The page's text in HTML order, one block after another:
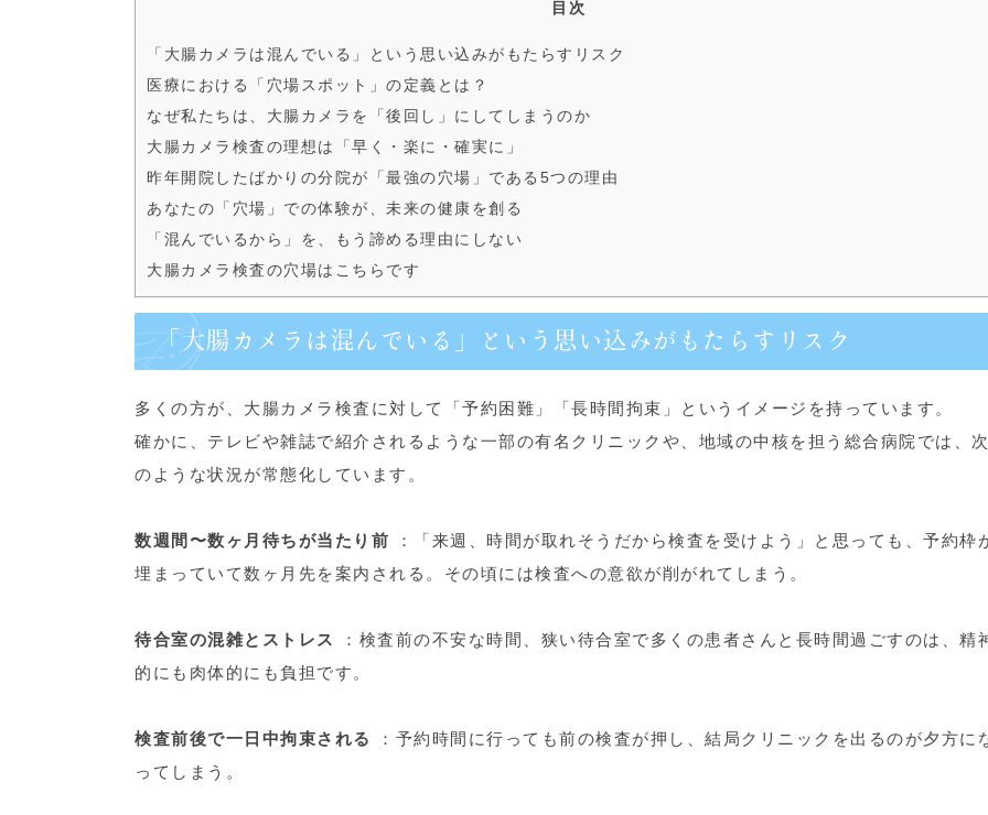
目次
「大腸カメラは混んでいる」という思い込みがもたらすリスク
医療における「穴場スポット」の定義とは？
なぜ私たちは、大腸カメラを「後回し」にしてしまうのか
大腸カメラ検査の理想は「早く・楽に・確実に」
昨年開院したばかりの分院が「最強の穴場」である5つの理由
あなたの「穴場」での体験が、未来の健康を創る
「混んでいるから」を、もう諦める理由にしない
大腸カメラ検査の穴場はこちらです
「大腸カメラは混んでいる」という思い込みがもたらすリスク
多くの方が、大腸カメラ検査に対して「予約困難」「長時間拘束」というイメージを持っています。
確かに、テレビや雑誌で紹介されるような一部の有名クリニックや、地域の中核を担う総合病院では、次
のような状況が常態化しています。
数週間〜数ヶ月待ちが当たり前 ：「来週、時間が取れそうだから検査を受けよう」と思っても、予約枠
埋まっていて数ヶ月先を案内される。その頃には検査への意欲が削がれてしまう。
待合室の混雑とストレス
：検査前の不安な時間、狭い待合室で多くの患者さんと長時間過ごすのは、精
的にも肉体的にも負担です。
検査前後で一日中拘束される
：予約時間に行っても前の検査が押し、結局クリニックを出るのが夕方に
ってしまう。